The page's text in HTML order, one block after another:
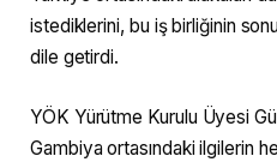
istediklerini, bu iş birliğinin
dile getirdi.
YÖK Yürütme Kurulu Üyesi
Gambiya ortasındaki ilgilerin